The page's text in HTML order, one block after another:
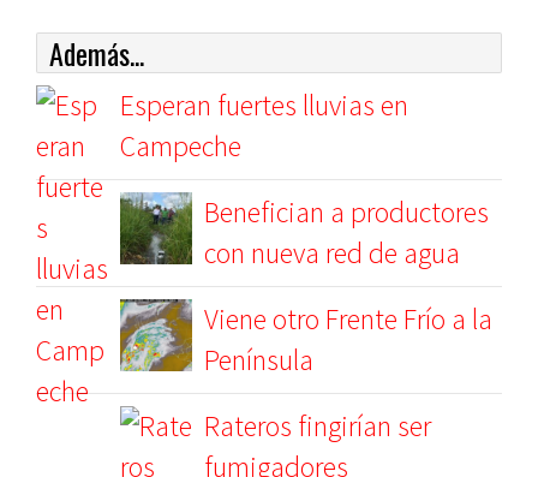
Además...
Esperan fuertes lluvias en
Campeche
Benefician a productores
con nueva red de agua
Viene otro Frente Frío a la
Península
Rateros fingirían ser
fumigadores